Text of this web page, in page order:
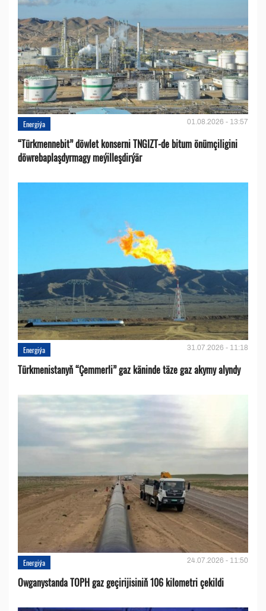
Energiýa 01.08.2026 - 13:57
“Türkmennebit” döwlet konserni TNGIZT-de bitum önümçiligini
döwrebaplaşdyrmagy meýilleşdirýär
Energiýa 31.07.2026 - 11:18
Türkmenistanyň “Çemmerli” gaz käninde täze gaz akymy alyndy
Energiýa 24.07.2026 - 11:50
Owganystanda TOPH gaz geçirijisiniň 106 kilometri çekildi